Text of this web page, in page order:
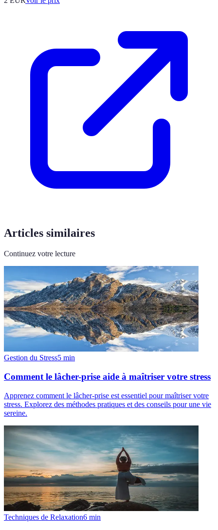
Articles similaires
Continuez votre lecture
Gestion du Stress5 min
Comment le lâcher-prise aide à maîtriser votre stress
Apprenez comment le lâcher-prise est essentiel pour maîtriser votre
stress. Explorez des méthodes pratiques et des conseils pour une vie
sereine.
Techniques de Relaxation6 min